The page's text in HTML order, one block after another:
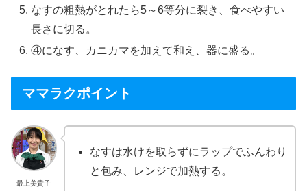
なすの粗熱がとれたら5～6等分に裂き、食べやすい
長さに切る。
④になす、カニカマを加えて和え、器に盛る。
ママラクポイント
最上美貴子
なすは水けを取らずにラップでふんわり
と包み、レンジで加熱する。